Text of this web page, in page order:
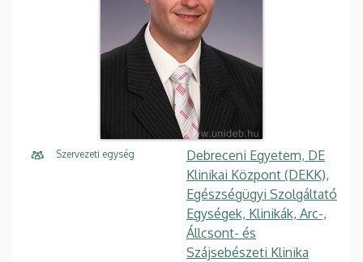
Szervezeti egység
Debreceni Egyetem, DE
Klinikai Központ (DEKK),
Egészségügyi Szolgáltató
Egységek, Klinikák, Arc-,
Állcsont- és
Szájsebészeti Klinika